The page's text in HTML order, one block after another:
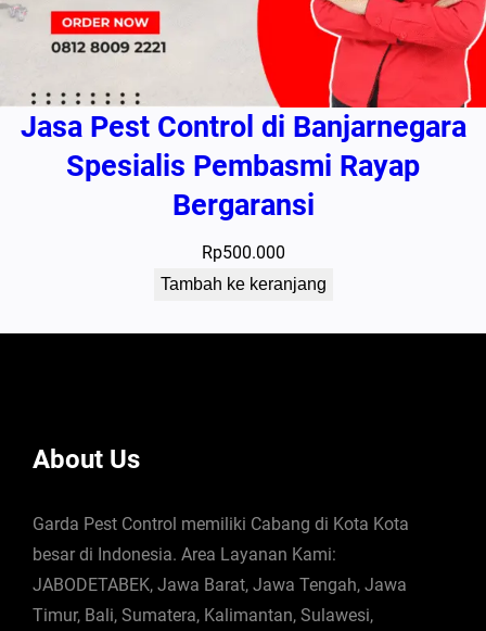
Jasa Pest Control di Banjarnegara
Spesialis Pembasmi Rayap
Bergaransi
Rp500.000
Tambah ke keranjang
About Us
Garda Pest Control memiliki Cabang di Kota Kota
besar di Indonesia. Area Layanan Kami:
JABODETABEK, Jawa Barat, Jawa Tengah, Jawa
Timur, Bali, Sumatera, Kalimantan, Sulawesi,